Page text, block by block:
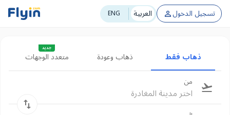
ENG العربية تسجيل الدخول
ذهاب فقط ذهاب وعودة متعدد الوجهات
جديد
من
اختر مدينة المغادرة